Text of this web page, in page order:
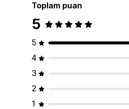
Toplam puan
5
5
4
3
2
1